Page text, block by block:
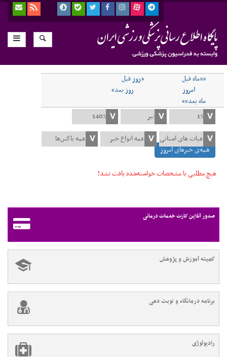
««ماه قبل
«روز قبل
امروز
روز بعد»
ماه بعد»»
همه‌ی خبرهای امروز
هیچ مطلبی با مشخصات خواسته‌شده یافت نشد!
صدور آنلاین کارت خدمات درمانی
کمیته آموزش و پژوهش
برنامه درمانگاه و نوبت دهی
رادیولوژی